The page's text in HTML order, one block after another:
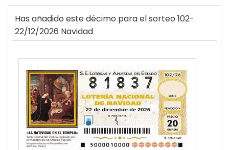
Has añadido este décimo para el sorteo 102-
22/12/2026 Navidad